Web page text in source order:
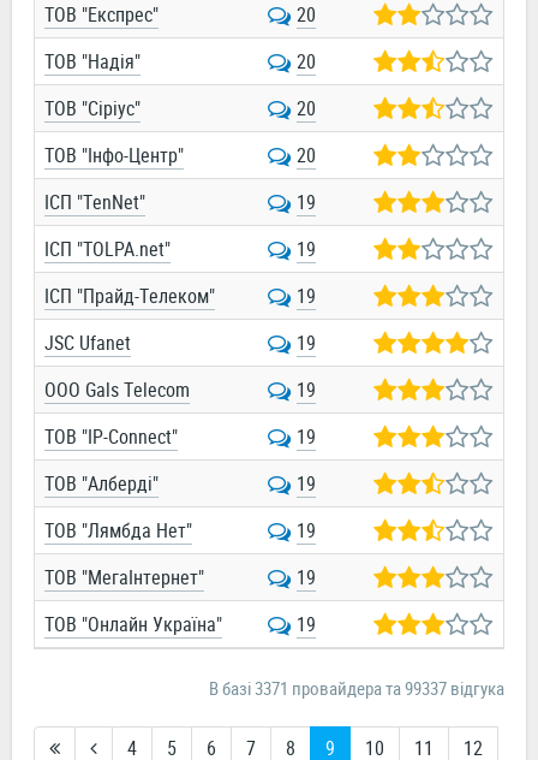
ТОВ "Експрес"
20
ТОВ "Надія"
20
ТОВ "Сіріус"
20
ТОВ "Інфо-Центр"
20
ІСП "TenNet"
19
ІСП "TOLPA.net"
19
ІСП "Прайд-Телеком"
19
JSC Ufanet
19
OOO Gals Telecom
19
ТОВ "IP-Connect"
19
ТОВ "Алберді"
19
ТОВ "Лямбда Нет"
19
ТОВ "МегаІнтернет"
19
ТОВ "Онлайн Україна"
19
В базі 3371 провайдера та 99337 відгука
4 5 6 7 8 9 10 11 12